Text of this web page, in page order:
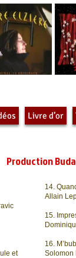
Livre d’or
Production
et
14.
Allain
15.
16.
Solomon